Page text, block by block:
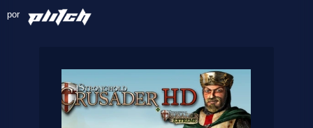
por